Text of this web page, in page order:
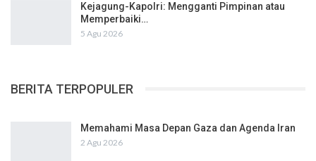
Kejagung-Kapolri: Mengganti Pimpinan atau
Memperbaiki…
5 Agu 2026
BERITA TERPOPULER
Memahami Masa Depan Gaza dan Agenda Iran
2 Agu 2026